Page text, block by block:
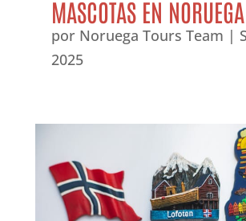
MASCOTAS EN NORUEGA
por Noruega Tours Team |
2025